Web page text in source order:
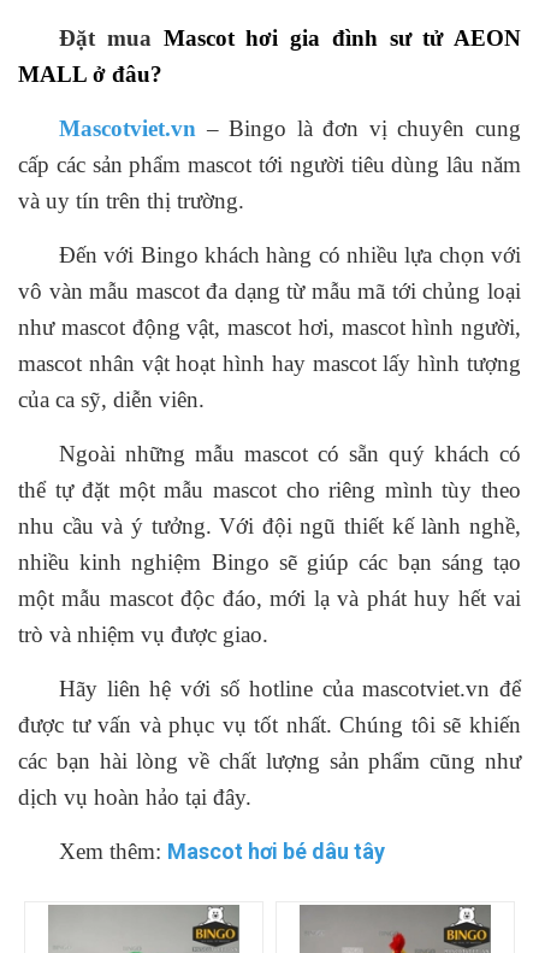
Đặt mua Mascot hơi gia đình sư tử AEON
MALL ở đâu?
Mascotviet.vn – Bingo là đơn vị chuyên cung
cấp các sản phẩm mascot tới người tiêu dùng lâu năm
và uy tín trên thị trường.
Đến với Bingo khách hàng có nhiều lựa chọn với
vô vàn mẫu mascot đa dạng từ mẫu mã tới chủng loại
như mascot động vật, mascot hơi, mascot hình người,
mascot nhân vật hoạt hình hay mascot lấy hình tượng
của ca sỹ, diễn viên.
Ngoài những mẫu mascot có sẵn quý khách có
thể tự đặt một mẫu mascot cho riêng mình tùy theo
nhu cầu và ý tưởng. Với đội ngũ thiết kế lành nghề,
nhiều kinh nghiệm Bingo sẽ giúp các bạn sáng tạo
một mẫu mascot độc đáo, mới lạ và phát huy hết vai
trò và nhiệm vụ được giao.
Hãy liên hệ với số hotline của mascotviet.vn để
được tư vấn và phục vụ tốt nhất. Chúng tôi sẽ khiến
các bạn hài lòng về chất lượng sản phẩm cũng như
dịch vụ hoàn hảo tại đây.
Xem thêm: Mascot hơi bé dâu tây